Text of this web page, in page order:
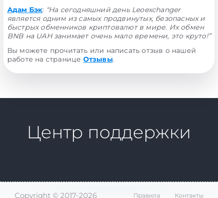
Адам Бэк: “На сегодняшний день Leoexchanger
является одним из самых продвинутых, безопасных и
быстрых обменников криптовалют в мире. Их обмен
BNB на UAH занимает очень мало времени, это круто!”
Вы можете прочитать или написать отзыв о нашей
работе на странице Отзывы.
Центр поддержки
Copyright © 2017-2026 Правила Контакты